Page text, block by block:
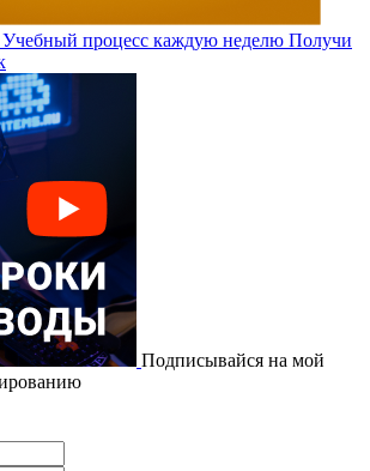
процесс каждую неделю Получи
Подписывайся на мой